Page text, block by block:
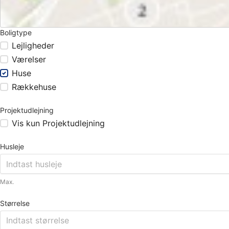
Boligtype
Lejligheder
Værelser
Huse
Rækkehuse
Projektudlejning
Vis kun Projektudlejning
Husleje
Max.
Størrelse